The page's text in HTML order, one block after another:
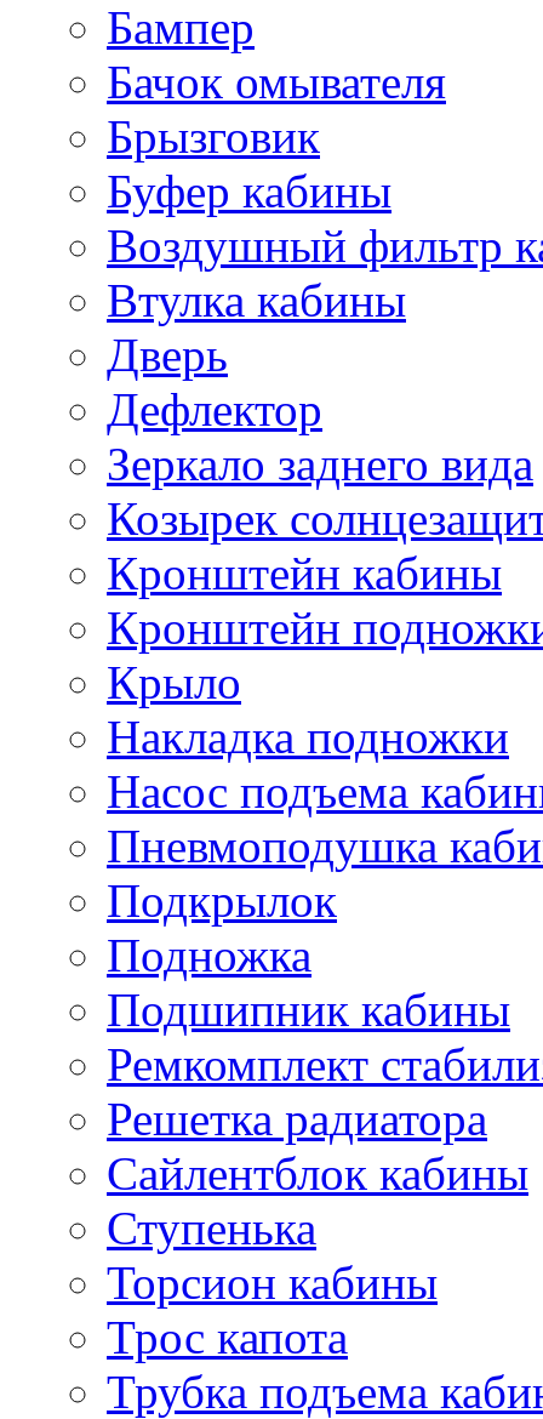
Бампер
Бачок омывателя
Брызговик
Буфер кабины
Воздушный фильтр
Втулка кабины
Дверь
Дефлектор
Зеркало заднего вида
Козырек
Кронштейн кабины
Кронштейн
Крыло
Накладка подножки
Насос подъема
Пневмоподушка
Подкрылок
Подножка
Подшипник кабины
Ремкомплект
Решетка радиатора
Сайлентблок кабины
Ступенька
Торсион кабины
Трос капота
Трубка подъема